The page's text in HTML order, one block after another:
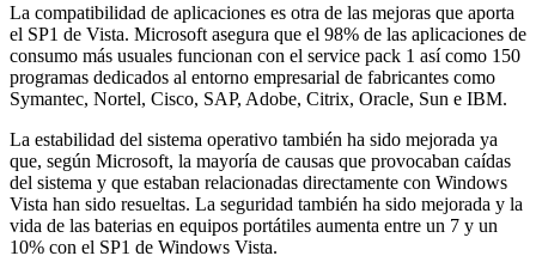
La compatibilidad de aplicaciones es otra de las mejoras que aporta
el SP1 de Vista. Microsoft asegura que el 98% de las aplicaciones de
consumo más usuales funcionan con el service pack 1 así como 150
programas dedicados al entorno empresarial de fabricantes como
Symantec, Nortel, Cisco, SAP, Adobe, Citrix, Oracle, Sun e IBM.
La estabilidad del sistema operativo también ha sido mejorada ya
que, según Microsoft, la mayoría de causas que provocaban caídas
del sistema y que estaban relacionadas directamente con Windows
Vista han sido resueltas. La seguridad también ha sido mejorada y la
vida de las baterias en equipos portátiles aumenta entre un 7 y un
10% con el SP1 de Windows Vista.